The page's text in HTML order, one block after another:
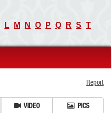
L M N O P Q R S T
Report
VIDEO PICS